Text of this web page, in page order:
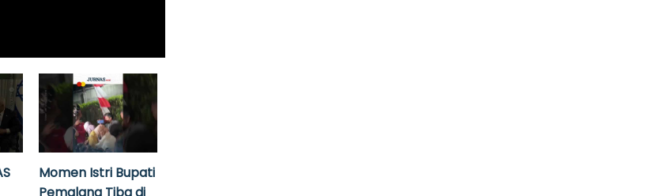
Momen Istri Bupati